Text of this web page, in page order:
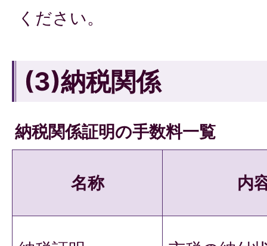
ください。
(3)納税関係
納税関係証明の手数料一覧
名称 内